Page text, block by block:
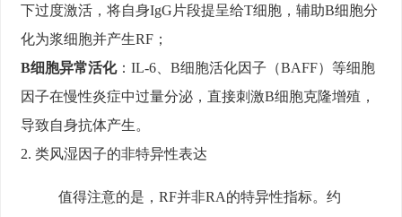
下过度激活，将自身IgG片段提呈给T细胞，辅助B细胞分
化为浆细胞并产生RF；
B细胞异常活化：IL-6、B细胞活化因子（BAFF）等细胞
因子在慢性炎症中过量分泌，直接刺激B细胞克隆增殖，
导致自身抗体产生。
2. 类风湿因子的非特异性表达
值得注意的是，RF并非RA的特异性指标。约